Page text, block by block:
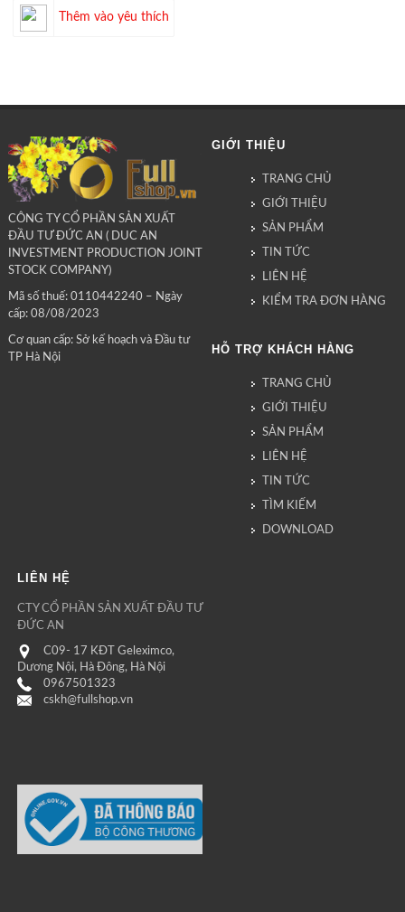
Thêm vào yêu thích
CÔNG TY CỔ PHẦN SẢN XUẤT
ĐẦU TƯ ĐỨC AN ( DUC AN
INVESTMENT PRODUCTION JOINT
STOCK COMPANY)
Mã số thuế: 0110442240 – Ngày
cấp: 08/08/2023
Cơ quan cấp: Sở kế hoạch và Đầu tư
TP Hà Nội
GIỚI THIỆU
TRANG CHỦ
GIỚI THIỆU
SẢN PHẨM
TIN TỨC
LIÊN HỆ
KIỂM TRA ĐƠN HÀNG
HỖ TRỢ KHÁCH HÀNG
TRANG CHỦ
GIỚI THIỆU
SẢN PHẨM
LIÊN HỆ
TIN TỨC
TÌM KIẾM
DOWNLOAD
LIÊN HỆ
CTY CỔ PHẦN SẢN XUẤT ĐẦU TƯ
ĐỨC AN
C09- 17 KĐT Geleximco,
Dương Nội, Hà Đông, Hà Nội
0967501323
cskh@fullshop.vn